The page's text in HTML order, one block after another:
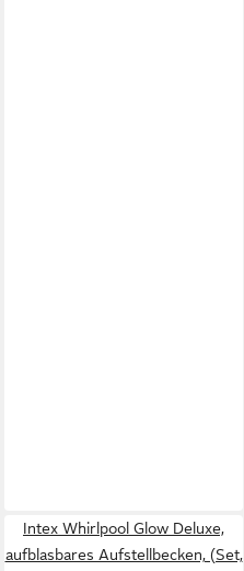
Intex Whirlpool Glow Deluxe,
aufblasbares Aufstellbecken, (Set,